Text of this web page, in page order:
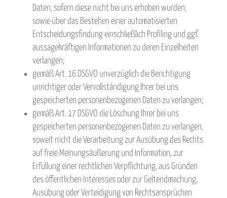
Daten, sofern diese nicht bei uns erhoben wurden,
sowie über das Bestehen einer automatisierten
Entscheidungsfindung einschließlich Profiling und ggf.
aussagekräftigen Informationen zu deren Einzelheiten
verlangen;
gemäß Art. 16 DSGVO unverzüglich die Berichtigung
unrichtiger oder Vervollständigung Ihrer bei uns
gespeicherten personenbezogenen Daten zu verlangen;
gemäß Art. 17 DSGVO die Löschung Ihrer bei uns
gespeicherten personenbezogenen Daten zu verlangen,
soweit nicht die Verarbeitung zur Ausübung des Rechts
auf freie Meinungsäußerung und Information, zur
Erfüllung einer rechtlichen Verpflichtung, aus Gründen
des öffentlichen Interesses oder zur Geltendmachung,
Ausübung oder Verteidigung von Rechtsansprüchen